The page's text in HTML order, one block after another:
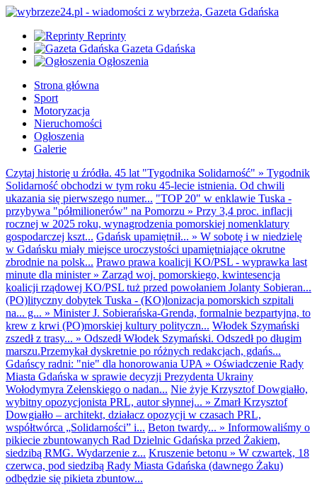
Reprinty
Gazeta Gdańska
Ogłoszenia
Strona główna
Sport
Motoryzacja
Nieruchomości
Ogłoszenia
Galerie
Czytaj historię u źródła. 45 lat "Tygodnika Solidarność" » Tygodnik
Solidarność obchodzi w tym roku 45-lecie istnienia. Od chwili
ukazania się pierwszego numer... "TOP 20" w enklawie Tuska -
przybywa "półmilionerów" na Pomorzu » Przy 3,4 proc. inflacji
rocznej w 2025 roku, wynagrodzenia pomorskiej nomenklatury
gospodarczej kszt... Gdańsk upamiętnił... » W sobotę i w niedzielę
w Gdańsku miały miejsce uroczystości upamiętniające okrutne
zbrodnie na polsk... Prawo prawa koalicji KO/PSL - wyprawka last
minute dla minister» Zarząd woj. pomorskiego, kwintesencja
koalicji rządowej KO/PSL tuż przed powołaniem Jolanty Sobieran...
(PO)lityczny dobytek Tuska - (KO)lonizacja pomorskich szpitali
na... g... » Minister J. Sobierańska-Grenda, formalnie bezpartyjna, to
krew z krwi (PO)morskiej kultury polityczn... Włodek Szymański
zszedł z trasy... » Odszedł Włodek Szymański. Odszedł po długim
marszu.Przemykał dyskretnie po różnych redakcjach, gdańs...
Gdańscy radni: "nie" dla honorowania UPA » Oświadczenie Rady
Miasta Gdańska w sprawie decyzji Prezydenta Ukrainy
Wołodymyra Zełenskiego o nadan... Nie żyje Krzysztof Dowgiałło,
wybitny opozycjonista PRL, autor słynnej... » Zmarł Krzysztof
Dowgiałło – architekt, działacz opozycji w czasach PRL,
współtwórca „Solidarności” i... Beton twardy... » Informowaliśmy o
pikiecie zbuntowanych Rad Dzielnic Gdańska przed Żakiem,
siedzibą RMG. Wydarzenie z... Kruszenie betonu » W czwartek, 18
czerwca, pod siedzibą Rady Miasta Gdańska (dawnego Żaku)
odbędzie się pikieta zbuntow...